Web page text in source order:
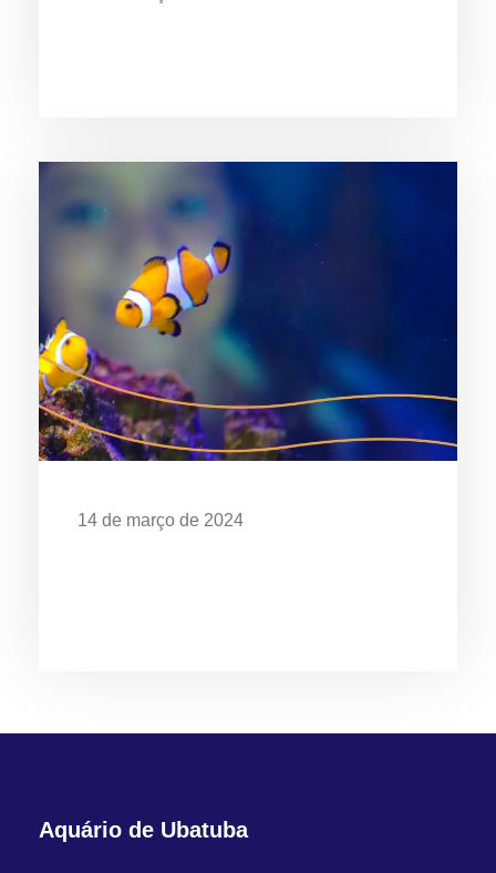
14 de março de 2024
Aquário de Ubatuba